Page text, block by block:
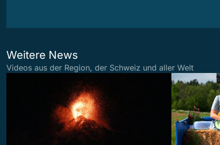
Weitere News
Videos aus der Region, der Schweiz und aller Welt